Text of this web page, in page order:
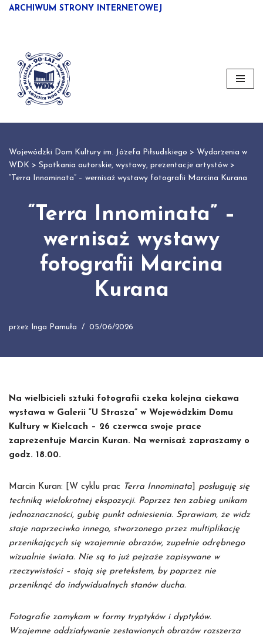
treści
ARCHIWUM STRONY INTERNETOWEJ
Wojewódzki Dom Kultury im. Józefa Piłsudskiego > Wydarzenia w
WDK > Spotkania autorskie, wystawy, prezentacje artystów >
“Terra Innominata” – wernisaż wystawy fotografii Marcina Kurana
“Terra Innominata” –
wernisaż wystawy
fotografii Marcina
Kurana
przez Inga Pamuła 05/06/2026
Na wielbicieli sztuki fotografii czeka kolejna ciekawa
wystawa w Galerii “U Strasza” w Wojewódzkim Domu
Kultury w Kielcach – 26 czerwca swoje prace
zaprezentuje Marcin Kuran. Na wernisaż zapraszamy o
godz. 18.00.
Marcin Kuran: [W cyklu prac Terra Innominata
posługuję się
techniką wielokrotnej ekspozycji. Poprzez ten zabieg unikam
jednoznaczności, gubię punkt odniesienia. Sprawiam, że widz
staje naprzeciwko innego, stworzonego przez multiplikację
przenikających się wzajemnie obrazów, zupełnie odrębnego
wizualnie świata. Nie są to już pejzaże zapisywane w
rzeczywistości – stają się pretekstem, by poprzez nie
przeniknąć do indywidualnych stanów ducha.
Fotografie zamykam w formy tryptyków i dyptyków.
Wzajemne oddziaływanie zestawionych obrazów rozszerza